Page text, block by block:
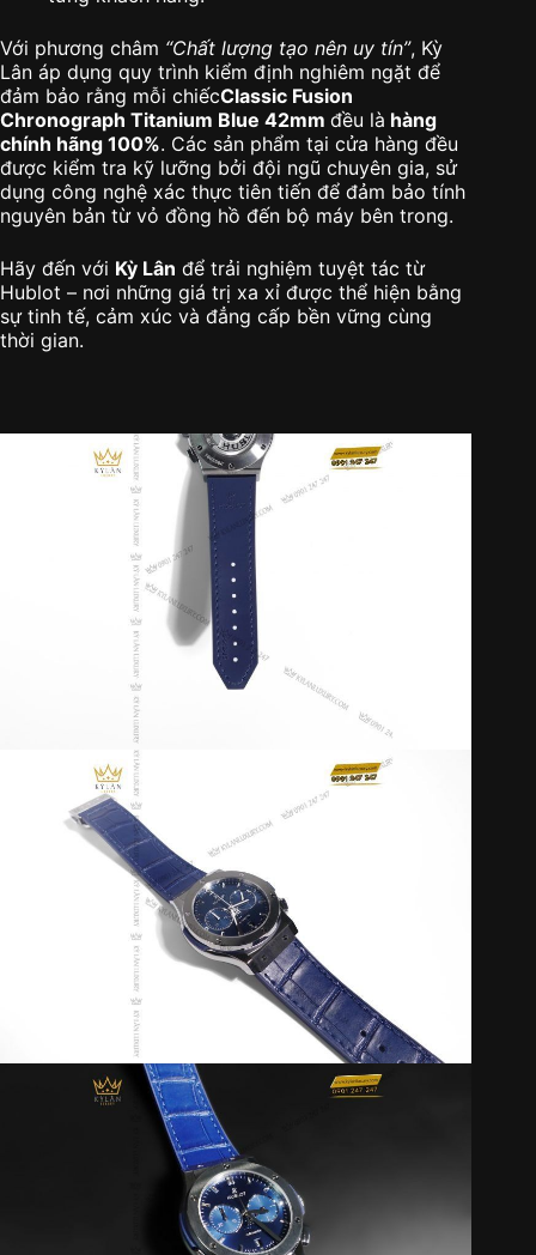
Với phương châm “Chất lượng tạo nên uy tín”, Kỳ
Lân áp dụng quy trình kiểm định nghiêm ngặt để
đảm bảo rằng mỗi chiếcClassic Fusion
Chronograph Titanium Blue 42mm đều là hàng
chính hãng 100%. Các sản phẩm tại cửa hàng đều
được kiểm tra kỹ lưỡng bởi đội ngũ chuyên gia, sử
dụng công nghệ xác thực tiên tiến để đảm bảo tính
nguyên bản từ vỏ đồng hồ đến bộ máy bên trong.
Hãy đến với Kỳ Lân để trải nghiệm tuyệt tác từ
Hublot – nơi những giá trị xa xỉ được thể hiện bằng
sự tinh tế, cảm xúc và đẳng cấp bền vững cùng
thời gian.